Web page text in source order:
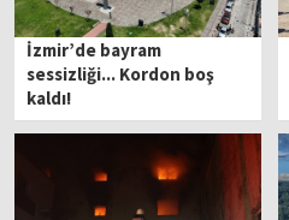
İzmir’de bayram
sessizliği... Kordon boş
kaldı!